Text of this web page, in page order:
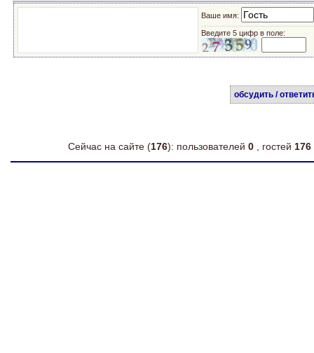
Ваше имя:
Введите 5 цифр в поле:
обсудить /
Сейчас на сайте (176): пользователей 0 , гостей 176